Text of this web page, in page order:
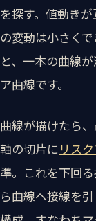
を探す。値動き
の変動は小さく
と、一本の曲線
ア曲線です。
曲線が描けたら
軸の切片に リス
準。これを下回
ら曲線へ接線を